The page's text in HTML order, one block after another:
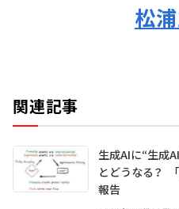
松
関連記事
生成AIに“生成
とどうなる？
報告